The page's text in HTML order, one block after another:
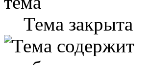
Тема закрыта